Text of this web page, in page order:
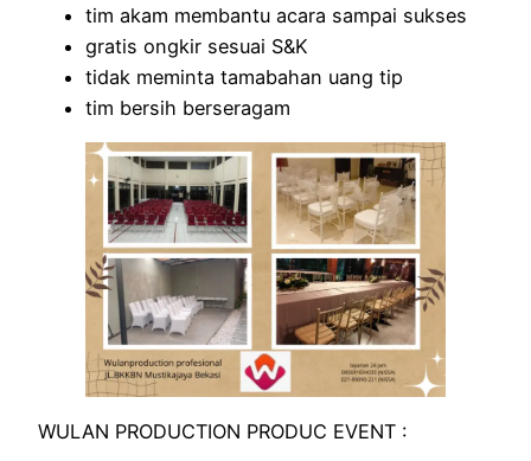
tim akam membantu acara sampai sukses
gratis ongkir sesuai S&K
tidak meminta tamabahan uang tip
tim bersih berseragam
WULAN PRODUCTION PRODUC EVENT :